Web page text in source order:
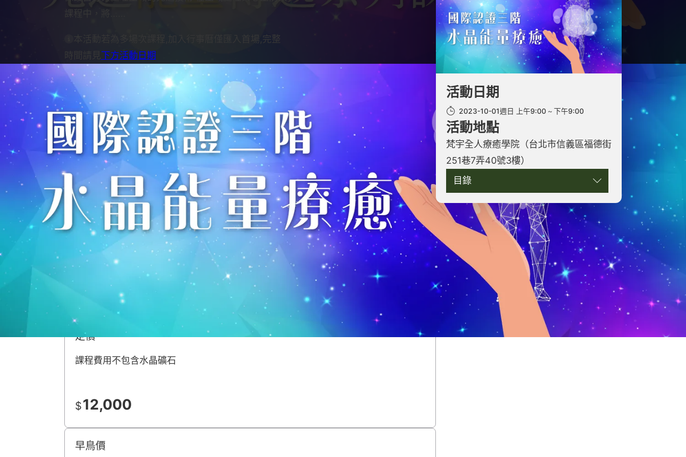
課程中，將…...
本活動若為多場次課程,加入行事曆僅匯入首場,完整
下方活動日期
課程介紹
保護自身與處理靈域的先進技術
在靈域處理與心靈防禦課程中，將帶領你探索靈域世界的奧秘。無論是面對特定壓力場、巫
術信仰地區，還是與抱怨、攻擊性的人相處，這個課程將教會你如何應對能量污染，保持身
心健康和財務穩定。
學習和了解各類精神攻擊或意念值入的發動及防禦措施，對療癒師、業務員、醫護人員、社
工人員等都是必備技能。課程內容有助於為家庭、企業創造安全的空間，並運用古老的魔法
圈儀式，將「壞運」轉為「好運」，讓你在各方面都能維持內在的寧靜與平衡。
※欲報名此課程，需先學習：先進能量傳遞一階、二階、三階課程
先進能量傳遞系列課程完整介紹
報名資訊
定價
課程費用不包含水晶礦石
$12,000
早鳥價
活動日期
2023-10-01週日 上午9:00 下午9:00
活動地點
梵宇全人療癒學院（台北市信義區福德街
251巷7弄40號3樓）
目錄